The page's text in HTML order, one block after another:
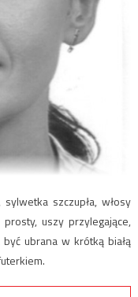
sylwetka szczupła, włosy
uszy przylegające,
być ubrana w krótką białą